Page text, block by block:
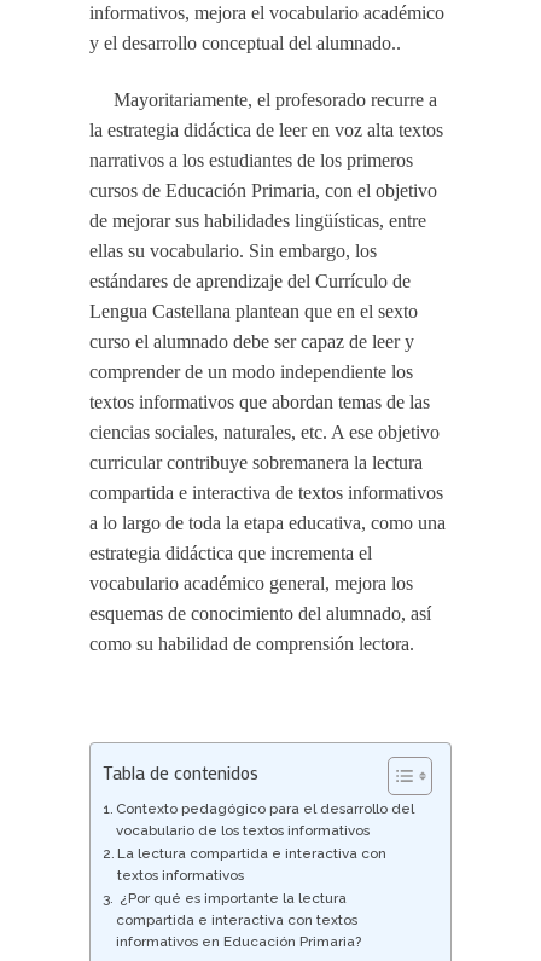
informativos, mejora el vocabulario académico
y el desarrollo conceptual del alumnado..
Mayoritariamente, el profesorado recurre a
la estrategia didáctica de leer en voz alta textos
narrativos a los estudiantes de los primeros
cursos de Educación Primaria, con el objetivo
de mejorar sus habilidades lingüísticas, entre
ellas su vocabulario. Sin embargo, los
estándares de aprendizaje del Currículo de
Lengua Castellana plantean que en el sexto
curso el alumnado debe ser capaz de leer y
comprender de un modo independiente los
textos informativos que abordan temas de las
ciencias sociales, naturales, etc. A ese objetivo
curricular contribuye sobremanera la lectura
compartida e interactiva de textos informativos
a lo largo de toda la etapa educativa, como una
estrategia didáctica que incrementa el
vocabulario académico general, mejora los
esquemas de conocimiento del alumnado, así
como su habilidad de comprensión lectora.
Tabla de contenidos
Contexto pedagógico para el desarrollo del
vocabulario de los textos informativos
La lectura compartida e interactiva con
textos informativos
¿Por qué es importante la lectura
compartida e interactiva con textos
informativos en Educación Primaria?